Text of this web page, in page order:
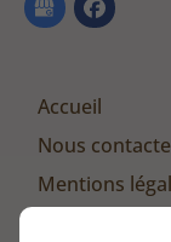
Accueil
Nous
Mentions